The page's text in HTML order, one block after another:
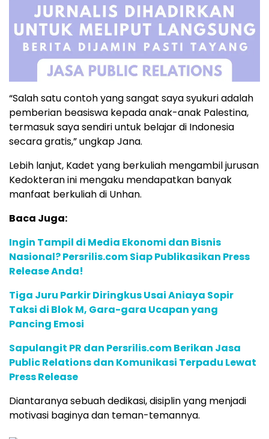
“Salah satu contoh yang sangat saya syukuri adalah
pemberian beasiswa kepada anak-anak Palestina,
termasuk saya sendiri untuk belajar di Indonesia
secara gratis,” ungkap Jana.
Lebih lanjut, Kadet yang berkuliah mengambil jurusan
Kedokteran ini mengaku mendapatkan banyak
manfaat berkuliah di Unhan.
Baca Juga:
Ingin Tampil di Media Ekonomi dan Bisnis
Nasional? Persrilis.com Siap Publikasikan Press
Release Anda!
Tiga Juru Parkir Diringkus Usai Aniaya Sopir
Taksi di Blok M, Gara-gara Ucapan yang
Pancing Emosi
Sapulangit PR dan Persrilis.com Berikan Jasa
Public Relations dan Komunikasi Terpadu Lewat
Press Release
Diantaranya sebuah dedikasi, disiplin yang menjadi
motivasi baginya dan teman-temannya.